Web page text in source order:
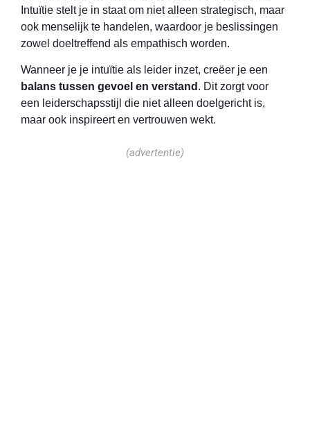
Intuïtie stelt je in staat om niet alleen strategisch, maar
ook menselijk te handelen, waardoor je beslissingen
zowel doeltreffend als empathisch worden.
Wanneer je je intuïtie als leider inzet, creëer je een
balans tussen gevoel en verstand . Dit zorgt voor
een leiderschapsstijl die niet alleen doelgericht is,
maar ook inspireert en vertrouwen wekt.
(advertentie)